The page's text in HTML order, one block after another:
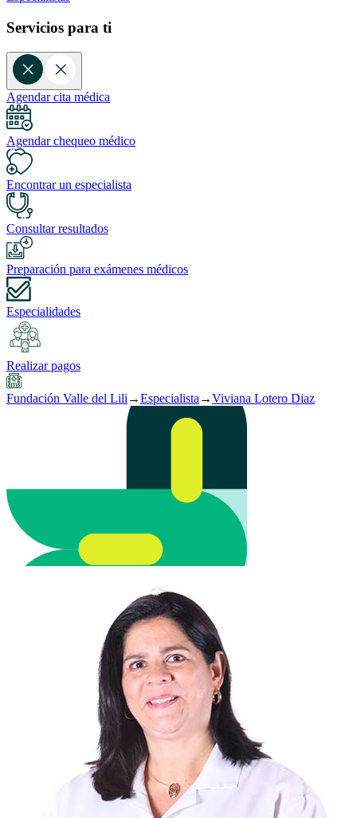
Servicios para ti
Agendar cita médica
Agendar chequeo médico
Encontrar un especialista
Consultar resultados
Preparación para exámenes médicos
Especialidades
Realizar pagos
Fundación Valle del Lili →Especialista →Viviana Lotero Diaz